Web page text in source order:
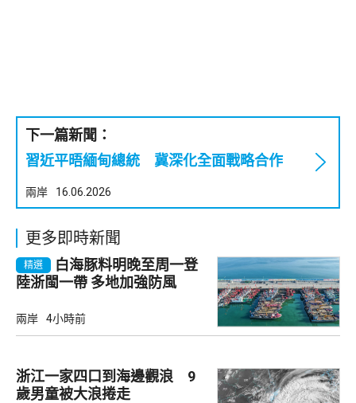
下一篇新聞：
習近平晤緬甸總統 冀深化全面戰略合作
兩岸 16.06.2026
更多即時新聞
精選
白海豚料明晚至周一登
陸浙閩一帶 多地加強防風
兩岸 4小時前
浙江一家四口到海邊觀浪 9
歲男童被大浪捲走